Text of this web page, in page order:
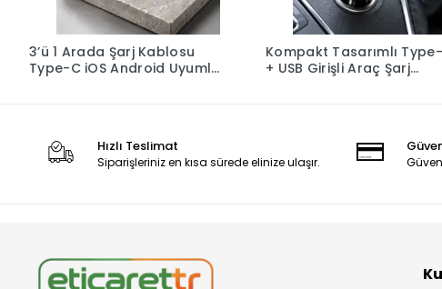
3’ü 1 Arada Şarj Kablosu
Type-C iOS Android Uyumlu
Kompakt Tasarımlı
+ USB Girişli Araç Şarj
Hızlı Teslimat
Siparişleriniz en kısa sürede elinize ulaşır.